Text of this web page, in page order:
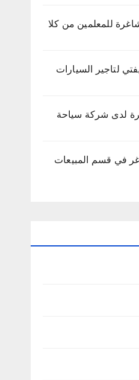
للمعلمين من كلا
لتاجير السيارات
لدى شركة سياحة
في قسم المبيعات